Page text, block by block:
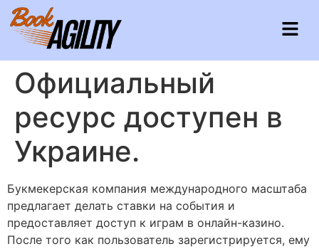
Официальный
ресурс доступен в
Украине.
Букмекерская компания международного масштаба
предлагает делать ставки на события и
предоставляет доступ к играм в онлайн-казино.
После того как пользователь зарегистрируется, ему